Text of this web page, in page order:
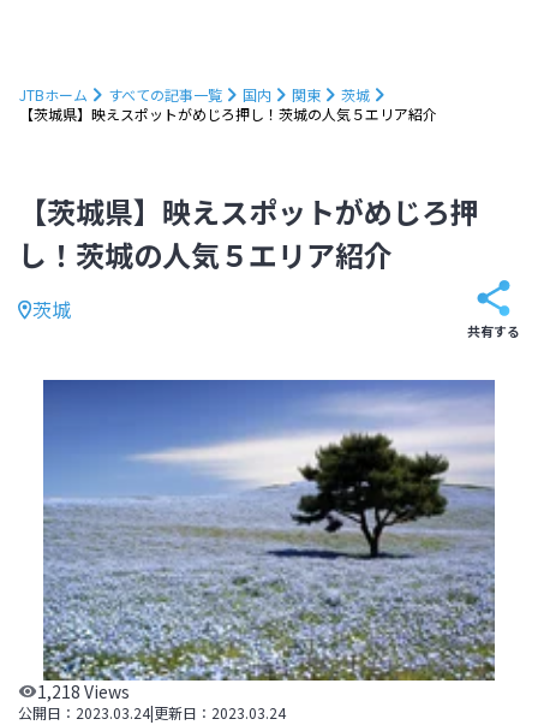
JTBホーム すべての記事一覧 国内 関東
茨城
【茨城県】映えスポットがめじろ押し！茨城の人気５エリア紹介
【茨城県】映えスポットがめじろ押
し！茨城の人気５エリア紹介
茨城
共有する
1,218 Views
公開日： 2023.03.24|更新日： 2023.03.24